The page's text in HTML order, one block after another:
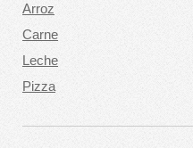
Arroz
Carne
Leche
Pizza